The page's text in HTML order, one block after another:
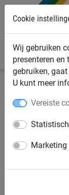
Cookie
Wij gebruiken
presenteren en
gebruiken,
U kunt meer
Vereiste
Huck staat voor
& afmetingen.